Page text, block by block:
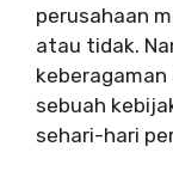
perusahaan
atau tidak.
keberagaman
sebuah
sehari-hari